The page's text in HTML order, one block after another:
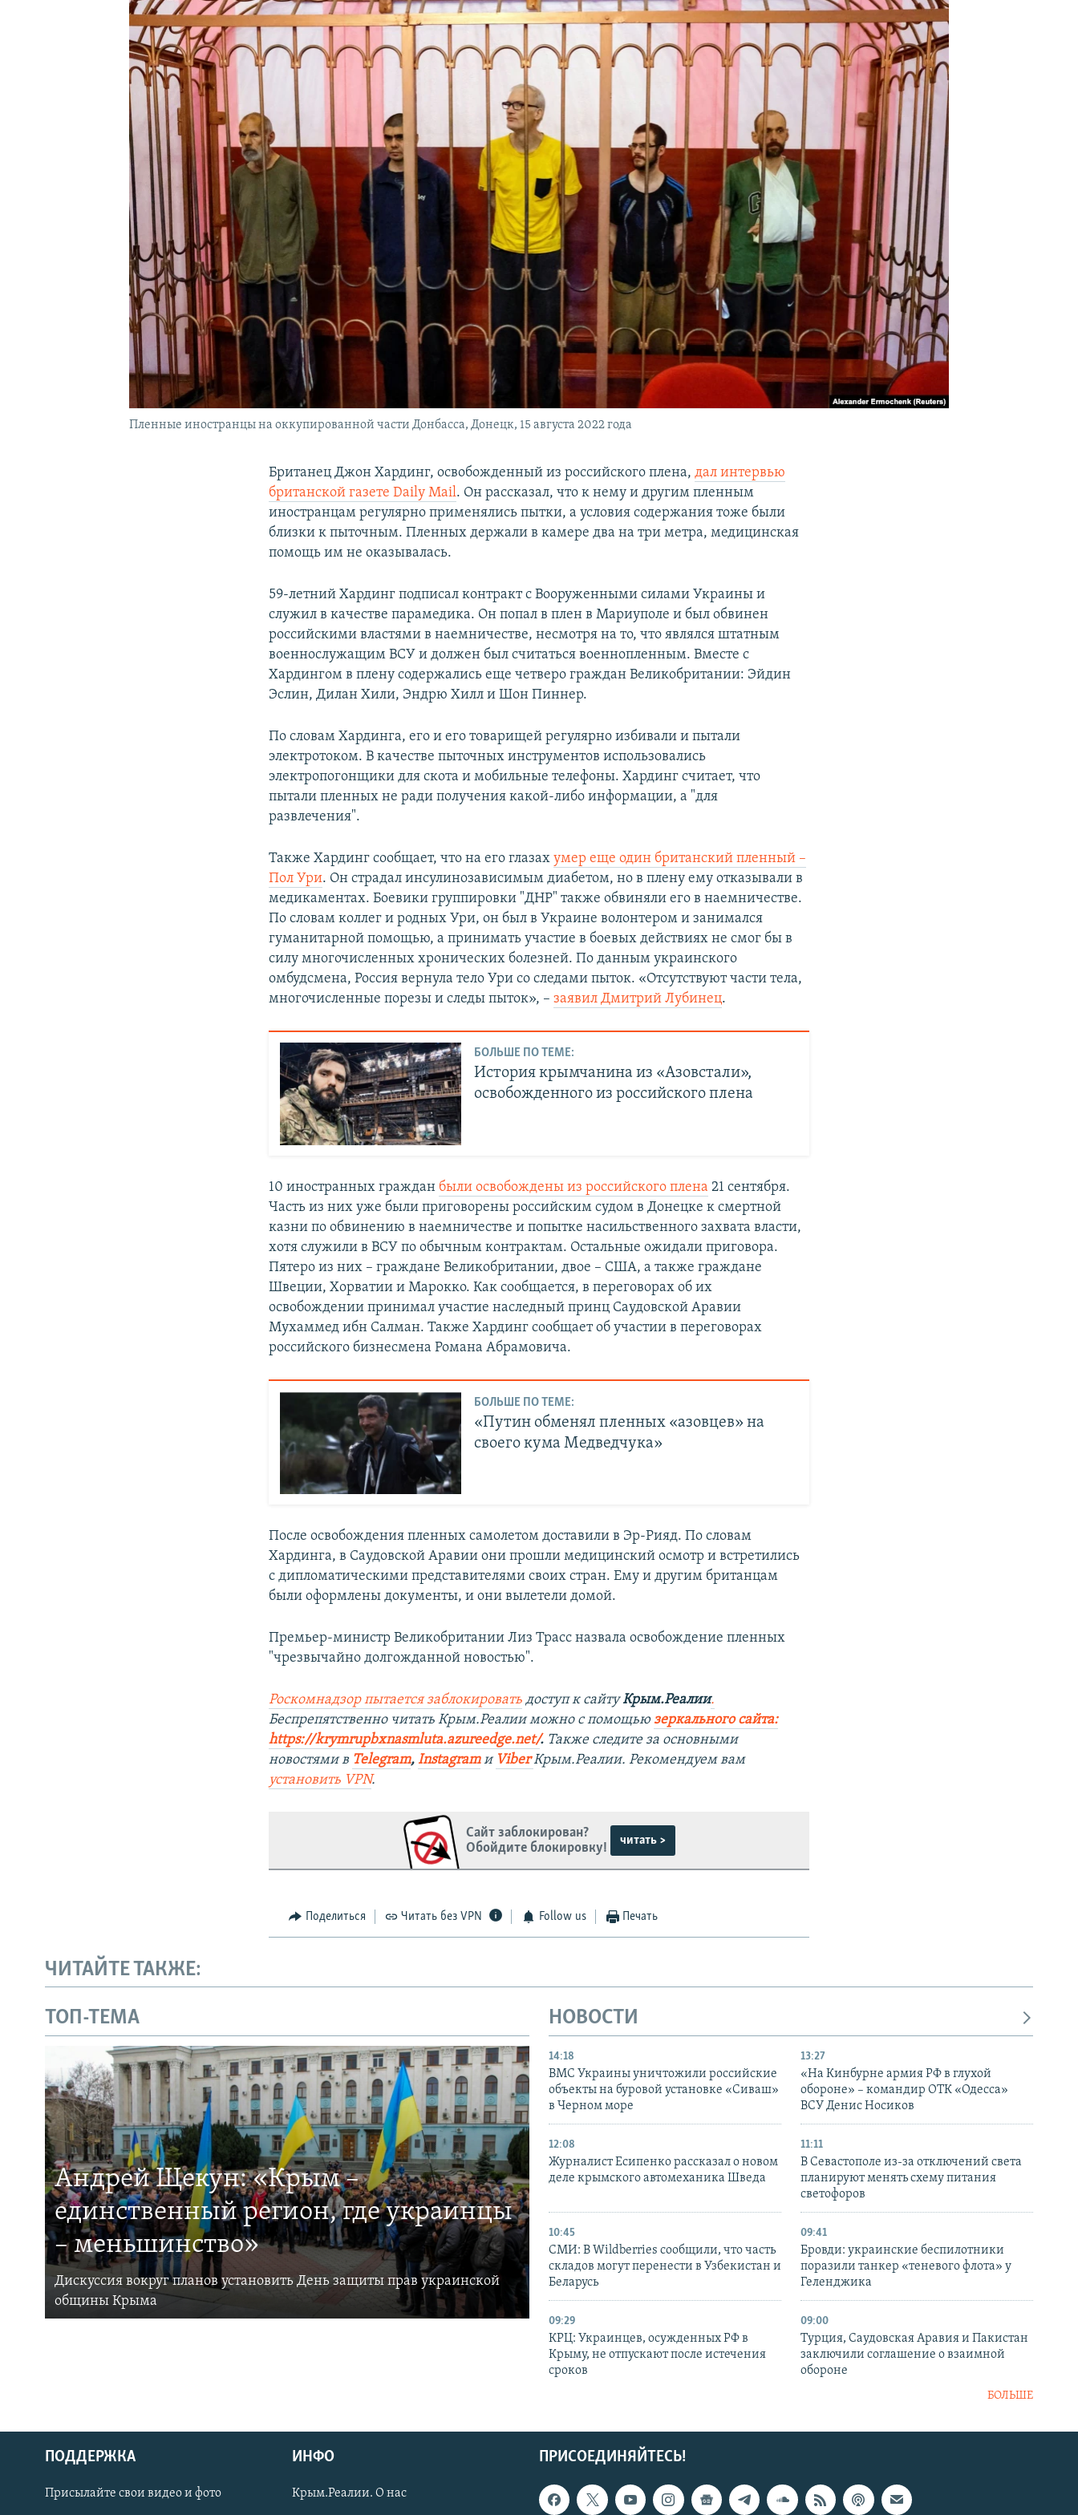
КРЫМ.НЕПОКОРЕННЫЙ
УКРАИНСКАЯ ПРОБЛЕМА КРЫМА
Українською
Пленные иностранцы на оккупированной части Донбасса, Донецк, 15 августа 2022 года
Британец Джон Хардинг, освобожденный из российского плена,дал интервью
британской газете Daily Mail. Он рассказал, что к нему и другим пленным
иностранцам регулярно применялись пытки, а условия содержания тоже были
близки к пыточным. Пленных держали в камере два на три метра, медицинская
помощь им не оказывалась.
59-летний Хардинг подписал контракт с Вооруженными силами Украины и
служил в качестве парамедика. Он попал в плен в Мариуполе и был обвинен
российскими властями в наемничестве, несмотря на то, что являлся штатным
военнослужащим ВСУ и должен был считаться военнопленным. Вместе с
Хардингом в плену содержались еще четверо граждан Великобритании: Эйдин
Эслин, Дилан Хили, Эндрю Хилл и Шон Пиннер.
По словам Хардинга, его и его товарищей регулярно избивали и пытали
электротоком. В качестве пыточных инструментов использовались
электропогонщики для скота и мобильные телефоны. Хардинг считает, что
пытали пленных не ради получения какой-либо информации, а "для
развлечения".
Также Хардинг сообщает, что на его глазахумер еще один британский пленный –
Пол Ури. Он страдал инсулинозависимым диабетом, но в плену ему отказывали в
медикаментах. Боевики группировки "ДНР" также обвиняли его в наемничестве.
По словам коллег и родных Ури, он был в Украине волонтером и занимался
гуманитарной помощью, а принимать участие в боевых действиях не смог бы в
силу многочисленных хронических болезней. По данным украинского
омбудсмена, Россия вернула тело Ури со следами пыток. «Отсутствуют части тела,
многочисленные порезы и следы пыток», –заявил Дмитрий Лубинец.
БОЛЬШЕ ПО ТЕМЕ:
История крымчанина из «Азовстали»,
освобожденного из российского плена
10 иностранных граждан были освобождены из российского плена 21 сентября.
Часть из них уже были приговорены российским судом в Донецке к смертной
казни по обвинению в наемничестве и попытке насильственного захвата власти,
хотя служили в ВСУ по обычным контрактам. Остальные ожидали приговора.
Пятеро из них – граждане Великобритании, двое – США, а также граждане
Швеции, Хорватии и Марокко. Как сообщается, в переговорах об их
освобождении принимал участие наследный принц Саудовской Аравии
Мухаммед ибн Салман. Также Хардинг сообщает об участии в переговорах
российского бизнесмена Романа Абрамовича.
БОЛЬШЕ ПО ТЕМЕ:
«Путин обменял пленных «азовцев» на
своего кума Медведчука»
После освобождения пленных самолетом доставили в Эр-Рияд. По словам
Хардинга, в Саудовской Аравии они прошли медицинский осмотр и встретились
с дипломатическими представителями своих стран. Ему и другим британцам
были оформлены документы, и они вылетели домой.
Премьер-министр Великобритании Лиз Трасс назвала освобождение пленных
"чрезвычайно долгожданной новостью".
Роскомнадзор пытается заблокировать доступ к сайтуКрым.Реалии.
Беспрепятственно читать Крым.Реалии можно с помощьюзеркального сайта:
https://krymrupbxnasmluta.azureedge.net/. ​ Также следите за основными
новостями в Telegram, Instagram и ViberКрым.Реалии. Рекомендуем вам
установить VPN.
Сайт заблокирован?
Обойдите блокировку!
читать >
Поделиться Читать без VPN Follow us Печать
ЧИТАЙТЕ ТАКЖЕ:
ТОП-ТЕМА
Андрей Щекун: «Крым –
единственный регион, где украинцы
– меньшинство»
Дискуссия вокруг планов установить День защиты прав украинской
общины Крыма
НОВОСТИ
14:18
ВМС Украины уничтожили российские
объекты на буровой установке «Сиваш»
в Черном море
13:27
«На Кинбурне армия РФ в глухой
обороне» – командир ОТК «Одесса»
ВСУ Денис Носиков
12:08
Журналист Есипенко рассказал о новом
деле крымского автомеханика Шведа
11:11
В Севастополе из-за отключений света
планируют менять схему питания
светофоров
10:45
СМИ: В Wildberries сообщили, что часть
складов могут перенести в Узбекистан и
Беларусь
09:41
Бровди: украинские беспилотники
поразили танкер «теневого флота» у
Геленджика
09:29
КРЦ: Украинцев, осужденных РФ в
Крыму, не отпускают после истечения
сроков
09:00
Турция, Саудовская Аравия и Пакистан
заключили соглашение о взаимной
обороне
БОЛЬШЕ
ПРИСОЕДИНЯЙТЕСЬ!
ПОДДЕРЖКА
Присылайте свои видео и фото
ИНФО
Крым.Реалии. О нас